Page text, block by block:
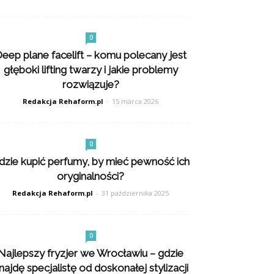
0
plane facelift – komu polecany jest
głęboki lifting twarzy i jakie problemy
rozwiązuje?
Redakcja Rehaform.pl - 15 marca 2026
0
kupić perfumy, by mieć pewność ich
oryginalności?
Redakcja Rehaform.pl - 31 października 2025
0
fryzjer we Wrocławiu – gdzie
specjalistę od doskonałej stylizacji